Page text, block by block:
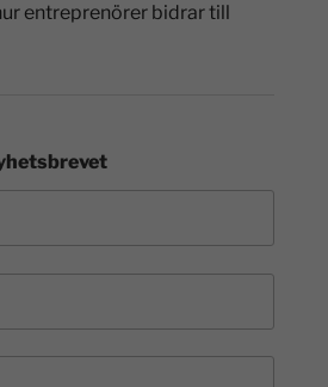
entreprenörer bidrar till